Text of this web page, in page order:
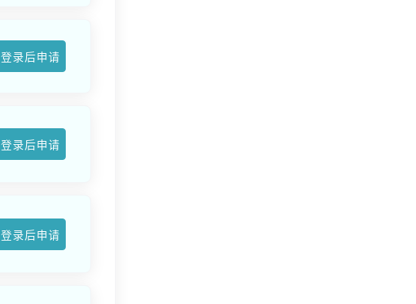
登录后申请
登录后申请
登录后申请